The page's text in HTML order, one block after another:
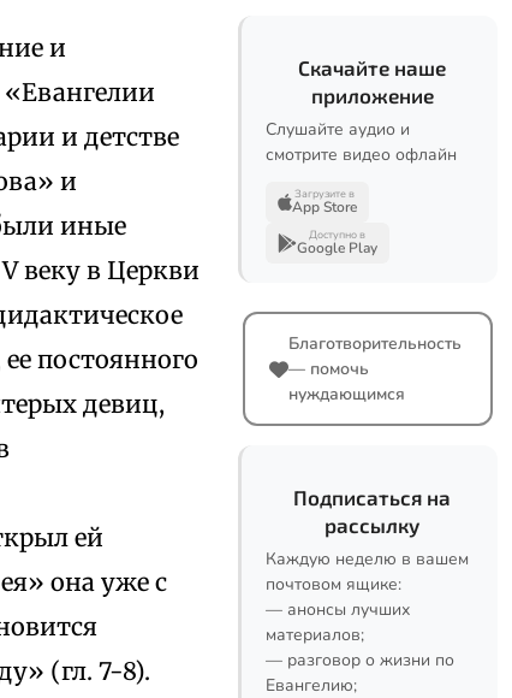
и
и детстве
и
иные
веку в Церкви
постоянного
девиц,
ей
она уже с
(гл. 7-8).
Скачайте наше
приложение
Слушайте аудио и
смотрите видео офлайн
Загрузите в
App Store
Доступно в
Google Play
Благотворительность
— помочь
нуждающимся
Подписаться на
рассылку
Каждую неделю в вашем
почтовом ящике:
— анонсы лучших
материалов;
— разговор о жизни по
Евангелию;